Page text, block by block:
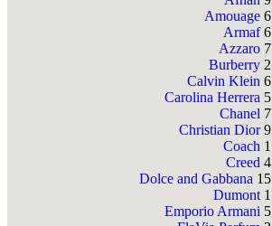
Amouage 6
Armaf 6
Azzaro 7
Burberry 2
Calvin Klein 6
Carolina Herrera 5
Chanel 7
Christian Dior 9
Coach 1
Creed 4
Dolce and Gabbana 15
Dumont 1
Emporio Armani 5